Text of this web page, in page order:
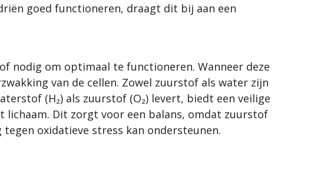
goed functioneren, draagt dit bij aan een
nodig om optimaal te functioneren. Wanneer deze
van de cellen. Zowel zuurstof als water zijn
(H₂) als zuurstof (O₂) levert, biedt een veilige
lichaam. Dit zorgt voor een balans, omdat zuurstof
oxidatieve stress kan ondersteunen.